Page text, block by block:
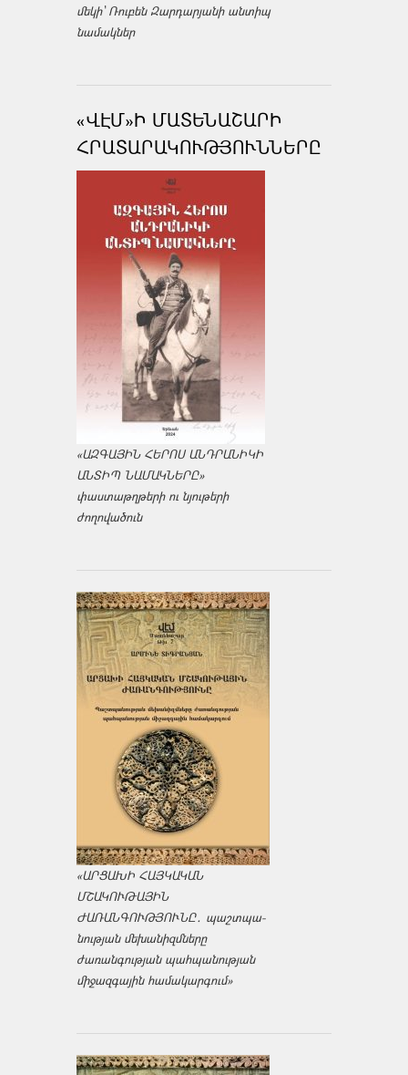
մեկի՝ Ռուբեն Զարդարյանի անտիպ
նամակներ
«ՎԷՄ»Ի ՄԱՏԵՆԱՇԱՐԻ
ՀՐԱՏԱՐԱԿՈՒԹՅՈՒՆՆԵՐԸ
«ԱԶԳԱՅԻՆ ՀԵՐՈՍ ԱՆԴՐԱՆԻԿԻ
ԱՆՏԻՊ ՆԱՄԱԿՆԵՐԸ»
փաստաթղթերի ու նյութերի
ժողովածուն
«ԱՐՑԱԽԻ ՀԱՅԿԱԿԱՆ
ՄՇԱԿՈՒԹԱՅԻՆ
ԺԱՌԱՆԳՈՒԹՅՈՒՆԸ․ պաշտպա­
նության մեխանիզմները
ժառանգության պահպանության
միջազ­գային համակարգում»